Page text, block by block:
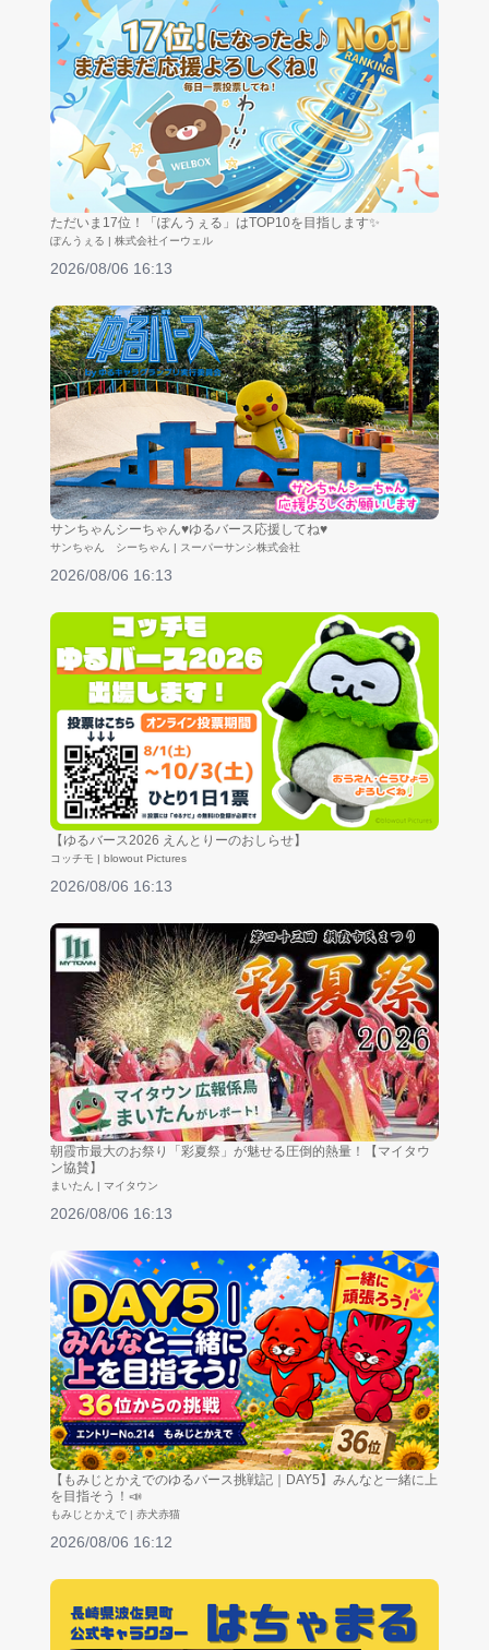
ただいま17位！「ぽんうぇる」はTOP10を目指します✨
ぽんうぇる | 株式会社イーウェル
2026/08/06 16:13
サンちゃんシーちゃん♥ゆるバース応援してね♥
サンちゃん シーちゃん | スーパーサンシ株式会社
2026/08/06 16:13
【ゆるバース2026 えんとりーのおしらせ】
コッチモ | blowout Pictures
2026/08/06 16:13
朝霞市最大のお祭り「彩夏祭」が魅せる圧倒的熱量！【マイタウ
ン協賛】
まいたん | マイタウン
2026/08/06 16:13
【もみじとかえでのゆるバース挑戦記｜DAY5】みんなと一緒に上
を目指そう！📣
もみじとかえで | 赤犬赤猫
2026/08/06 16:12